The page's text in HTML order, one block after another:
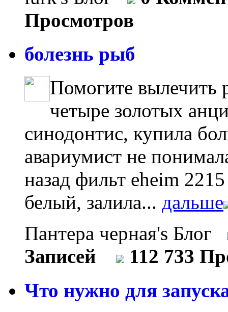
Просмотров
болезнь рыб
Помогите вылечить
четыре золотых
синодонтис, купила
авариумист не
назад фильт eheim
белый, залила... дальше
Пантера черная's Блог
Записей
112 733
Что нужно для